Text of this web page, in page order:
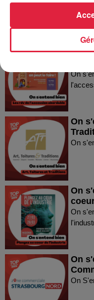
On
du
On
On
On
On
On
On
On
On